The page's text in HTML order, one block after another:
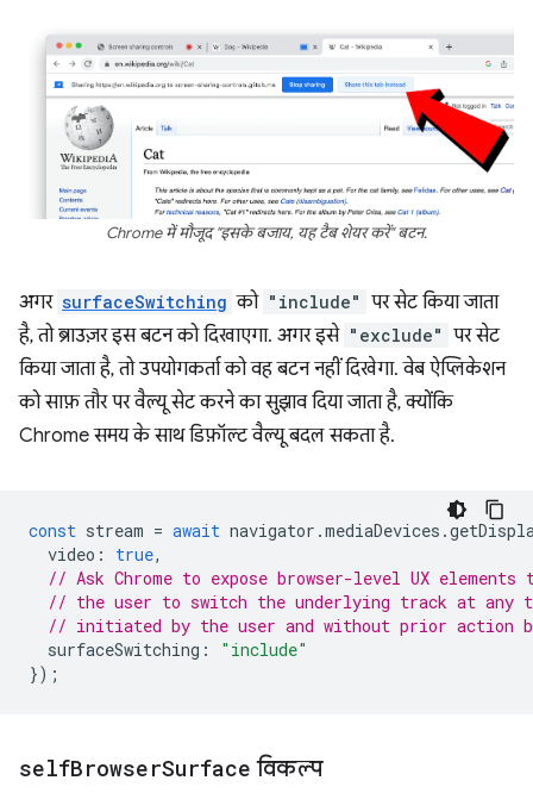
Chrome में मौजूद "इसके बजाय, यह टैब शेयर करें" बटन.
अगर surfaceSwitching को "include" पर सेट किया जाता
है, तो ब्राउज़र इस बटन को दिखाएगा. अगर इसे "exclude" पर सेट
किया जाता है, तो उपयोगकर्ता को वह बटन नहीं दिखेगा. वेब ऐप्लिकेशन
को साफ़ तौर पर वैल्यू सेट करने का सुझाव दिया जाता है, क्योंकि
Chrome समय के साथ डिफ़ॉल्ट वैल्यू बदल सकता है.
const stream = await navigator .mediaDevices .
video : true,
// Ask Chrome to expose browser-level UX
// the user to switch the underlying track at any
// initiated by the user and without prior action
surfaceSwitching :
"include"
});
selfBrowserSurface विकल्प